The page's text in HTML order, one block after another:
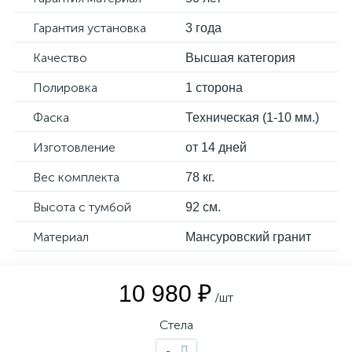
Гарантия установка 3 года
Качество Высшая категория
Полировка 1 сторона
Фаска Техническая (1-10 мм.)
Изготовление от 14 дней
Вес комплекта 78 кг.
Высота с тумбой 92 см.
Материал Мансуровский гранит
10 980 ₽ /шт
Стела